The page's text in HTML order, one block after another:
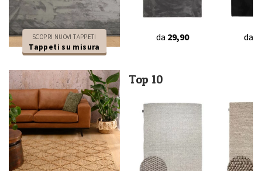
SCOPRI NUOVI TAPPETI
Tappeti su misura
da 29,90 da
Top 10